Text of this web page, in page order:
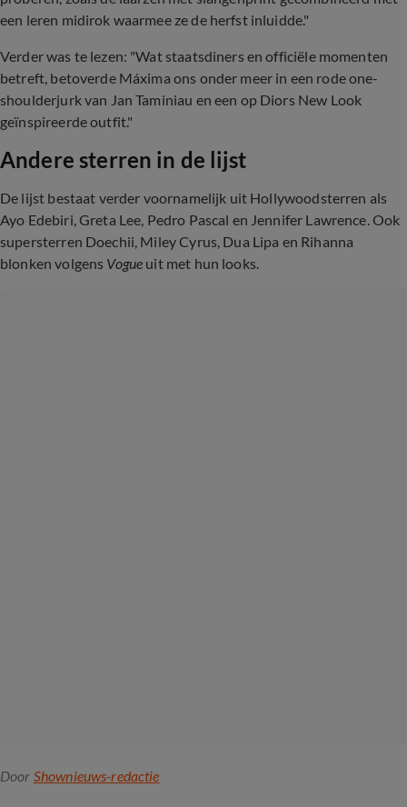
een leren midirok waarmee ze de herfst inluidde."
Verder was te lezen: "Wat staatsdiners en officiële momenten
betreft, betoverde Máxima ons onder meer in een rode one-
shoulderjurk van Jan Taminiau en een op Diors New Look
geïnspireerde outfit."
Andere sterren in de lijst
De lijst bestaat verder voornamelijk uit Hollywoodsterren als
Ayo Edebiri, Greta Lee, Pedro Pascal en Jennifer Lawrence. Ook
supersterren Doechii, Miley Cyrus, Dua Lipa en Rihanna
blonken volgens Vogue uit met hun looks.
Door Shownieuws-redactie